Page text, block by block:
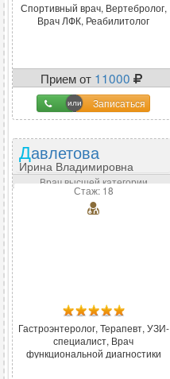
Спортивный врач, Вертебролог,
Врач ЛФК, Реабилитолог
Прием от 11000
Записаться
Давлетова
Ирина Владимировна
Врач высшей категории
Стаж: 18
Гастроэнтеролог, Терапевт, УЗИ-
специалист, Врач
функциональной диагностики